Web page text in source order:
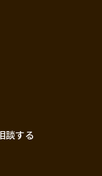
談する